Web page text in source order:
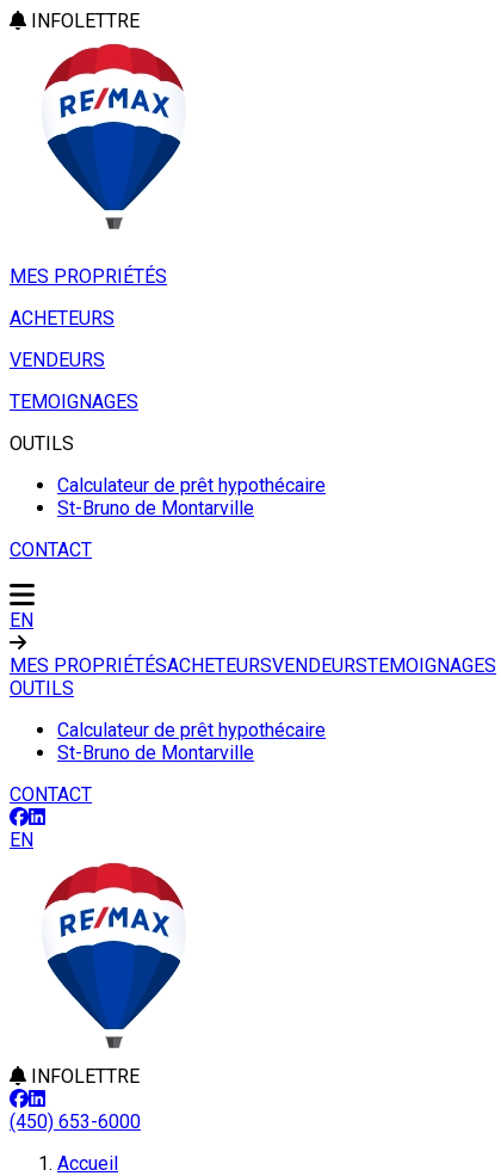
INFOLETTRE
MES PROPRIÉTÉS
ACHETEURS
VENDEURS
TEMOIGNAGES
OUTILS
Calculateur de prêt hypothécaire
St-Bruno de Montarville
CONTACT
EN
MES PROPRIÉTÉSACHETEURSVENDEURSTEMOIGNAGES
OUTILS
Calculateur de prêt hypothécaire
St-Bruno de Montarville
CONTACT
EN
INFOLETTRE
(450) 653-6000
Accueil